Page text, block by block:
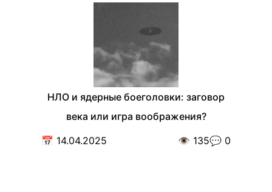
НЛО и ядерные боеголовки: заговор
века или игра воображения?
📅 14.04.2025 👁️ 135💬 0